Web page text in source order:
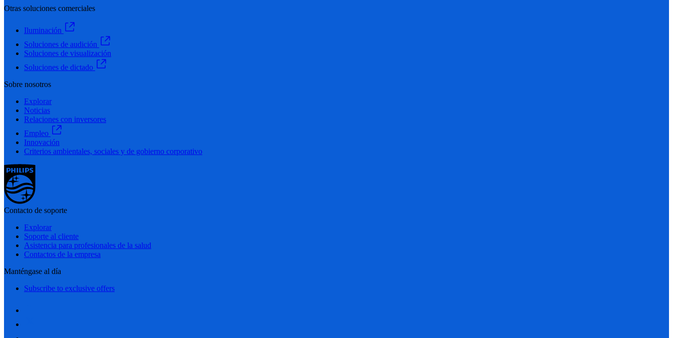
Otras soluciones comerciales
Iluminación
Soluciones de audición
Soluciones de visualización
Soluciones de dictado
Sobre nosotros
Explorar
Noticias
Relaciones con inversores
Empleo
Innovación
Criterios ambientales, sociales y de gobierno corporativo
Contacto de soporte
Explorar
Soporte al cliente
Asistencia para profesionales de la salud
Contactos de la empresa
Manténgase al día
Subscribe to exclusive offers